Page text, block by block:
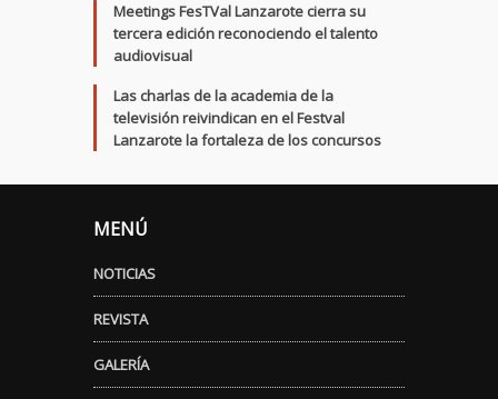
Meetings FesTVal Lanzarote cierra su
tercera edición reconociendo el talento
audiovisual
Las charlas de la academia de la
televisión reivindican en el Festval
Lanzarote la fortaleza de los concursos
MENÚ
NOTICIAS
REVISTA
GALERÍA